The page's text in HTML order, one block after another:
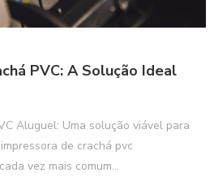
PVC: A Solução Ideal
Aluguel: Uma solução viável para
de crachá pvc
vez mais comum...